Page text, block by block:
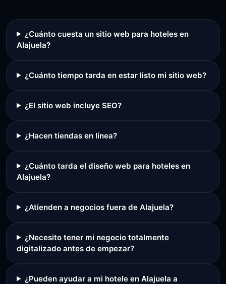
¿Cuánto cuesta un sitio web para hoteles en
Alajuela?
¿Cuánto tiempo tarda en estar listo mi sitio web?
¿El sitio web incluye SEO?
¿Hacen tiendas en línea?
¿Cuánto tarda el diseño web para hoteles en
Alajuela?
¿Atienden a negocios fuera de Alajuela?
¿Necesito tener mi negocio totalmente
digitalizado antes de empezar?
¿Pueden ayudar a mi hotele en Alajuela a